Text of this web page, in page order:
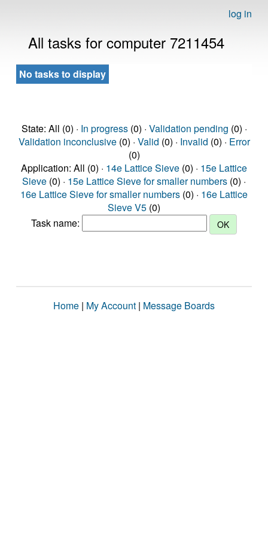
log in
All tasks for computer 7211454
No tasks to display
State: All (0) · In progress(0) · Validation pending (0) ·
Validation inconclusive(0) · Valid (0) · Invalid (0) · Error
(0)
Application: All (0) · 14e Lattice Sieve (0) · 15e Lattice
Sieve (0) · 15e Lattice Sieve for smaller numbers (0) ·
16e Lattice Sieve for smaller numbers (0) · 16e Lattice
Sieve V5 (0)
Task name:
Home | My Account | Message Boards